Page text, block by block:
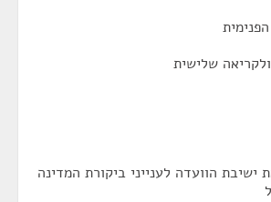
שלישית
ישיבת הוועדה לענייני ביקורת המדינה